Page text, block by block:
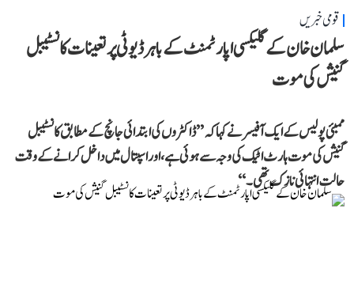
قومی خبریں
سلمان خان کے گلیکسی اپارٹمنٹ کے باہر ڈیوٹی پر تعینات کانسٹیبل
گنیش کی موت
ممبئی پولیس کے ایک آفیسر نے کہا کہ ’’ڈاکٹروں کی ابتدائی جانچ کے مطابق کانسٹیبل
گنیش کی موت ہارٹ اٹیک کی وجہ سے ہوئی ہے، اور اسپتال میں داخل کرانے کے وقت
حالت انتہائی نازک تھی۔‘‘